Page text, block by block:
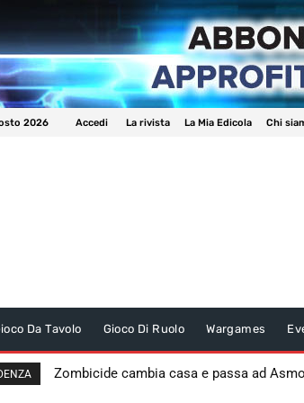
2026 Accedi La rivista La Mia Edicola Chi
Da Tavolo Gioco Di Ruolo Wargames
Zombicide cambia casa e passa ad